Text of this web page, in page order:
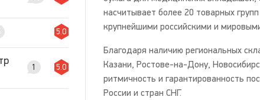
5.0
1 5.0
насчитывает более 20 товарных
крупнейшими российскими и
Благодаря наличию региональных
Казани, Ростове-на-Дону,
ритмичность и гарантированность
России и стран СНГ.